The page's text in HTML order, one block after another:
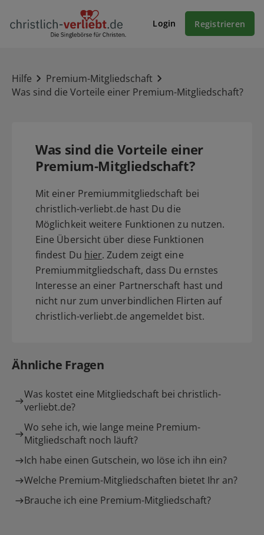
Login Registrieren
Hilfe
Premium-Mitgliedschaft
Was sind die Vorteile einer Premium-Mitgliedschaft?
Was sind die Vorteile einer
Premium-Mitgliedschaft?
Mit einer Premiummitgliedschaft bei
christlich-verliebt.de hast Du die
Möglichkeit weitere Funktionen zu nutzen.
Eine Übersicht über diese Funktionen
findest Du hier. Zudem zeigt eine
Premiummitgliedschaft, dass Du ernstes
Interesse an einer Partnerschaft hast und
nicht nur zum unverbindlichen Flirten auf
christlich-verliebt.de angemeldet bist.
Ähnliche Fragen
Was kostet eine Mitgliedschaft bei christlich-
verliebt.de?
Wo sehe ich, wie lange meine Premium-
Mitgliedschaft noch läuft?
Ich habe einen Gutschein, wo löse ich ihn ein?
Welche Premium-Mitgliedschaften bietet Ihr an?
Brauche ich eine Premium-Mitgliedschaft?